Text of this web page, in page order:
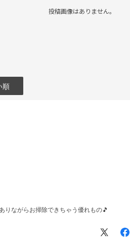
投稿画像はありません。
順
りながらお掃除できちゃう優れもの🎵